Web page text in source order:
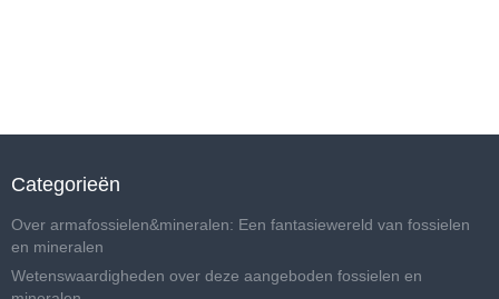
Categorieën
Over armafossielen&mineralen: Een fantasiewereld van fossielen
en mineralen
Wetenswaardigheden over deze aangeboden fossielen en